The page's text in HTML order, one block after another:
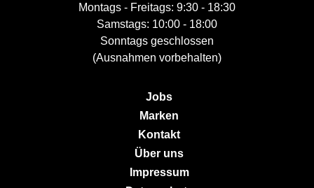
Montags - Freitags: 9:30 - 18:30
Samstags: 10:00 - 18:00
Sonntags geschlossen
(Ausnahmen vorbehalten)
Jobs
Marken
Kontakt
Über uns
Impressum